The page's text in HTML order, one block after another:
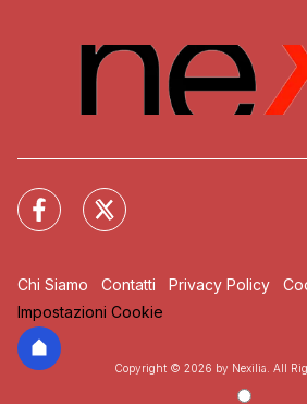
Chi Siamo Contatti Privacy Policy
Impostazioni Cookie
Copyright © 2026 by Nexilia. All